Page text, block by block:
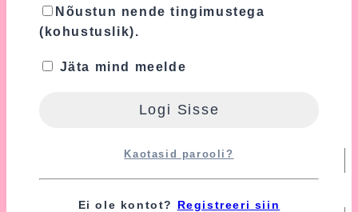
Nõustun nende tingimustega
(kohustuslik).
Jäta mind meelde
Kaotasid parooli?
Ei ole kontot? Registreeri siin